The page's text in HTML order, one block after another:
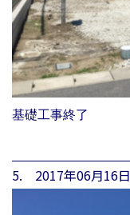
基礎工事終了
5. 2017年06月16日